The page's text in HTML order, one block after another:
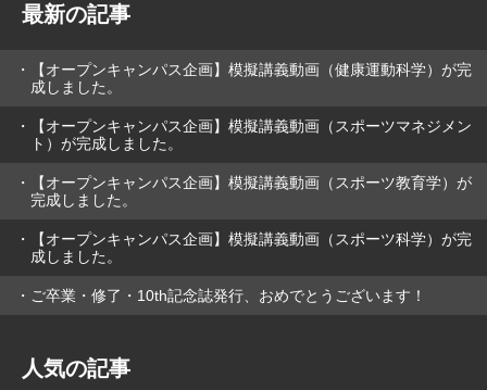
最新の記事
【オープンキャンパス企画】模擬講義動画（健康運動科学）が完
成しました。
【オープンキャンパス企画】模擬講義動画（スポーツマネジメン
ト）が完成しました。
【オープンキャンパス企画】模擬講義動画（スポーツ教育学）が
完成しました。
【オープンキャンパス企画】模擬講義動画（スポーツ科学）が完
成しました。
ご卒業・修了・10th記念誌発行、おめでとうございます！
人気の記事